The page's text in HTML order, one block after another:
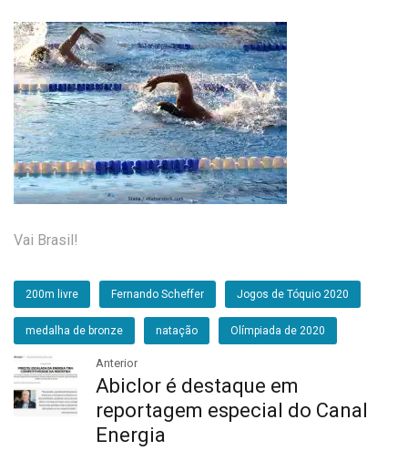
Vai Brasil!
200m livre Fernando Scheffer Jogos de Tóquio 2020
medalha de bronze natação Olímpiada de 2020
Anterior
Abiclor é destaque em
reportagem especial do Canal
Energia